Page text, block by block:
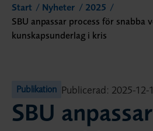
Start Nyheter
2025
SBU anpassar process för snabba
kunskapsunderlag i kris
Publikation Publicerad: 2025-12-
SBU